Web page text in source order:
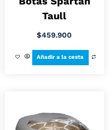
Taull
$459.900
Añadir a la cesta